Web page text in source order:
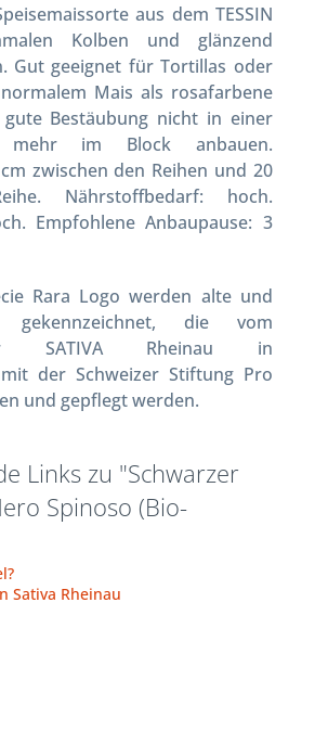
aus dem TESSIN
Kolben und glänzend
Gut geeignet für Tortillas oder
Mais als rosafarbene
Bestäubung nicht in einer
mehr im Block anbauen.
zwischen den Reihen und 20
Nährstoffbedarf: hoch.
Empfohlene Anbaupause: 3
Rara Logo werden alte und
gekennzeichnet, die vom
SATIVA Rheinau in
der Schweizer Stiftung Pro
und gepflegt werden.
Links zu "Schwarzer
Spinoso (Bio-
Sativa Rheinau